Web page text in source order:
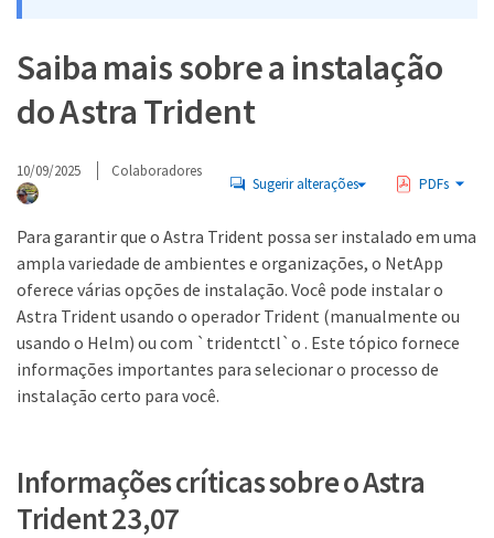
Saiba mais sobre a instalação
do Astra Trident
10/09/2025 Colaboradores
Sugerir alterações PDFs
Para garantir que o Astra Trident possa ser instalado em uma
ampla variedade de ambientes e organizações, o NetApp
oferece várias opções de instalação. Você pode instalar o
Astra Trident usando o operador Trident (manualmente ou
usando o Helm) ou com `tridentctl`o . Este tópico fornece
informações importantes para selecionar o processo de
instalação certo para você.
Informações críticas sobre o Astra
Trident 23,07